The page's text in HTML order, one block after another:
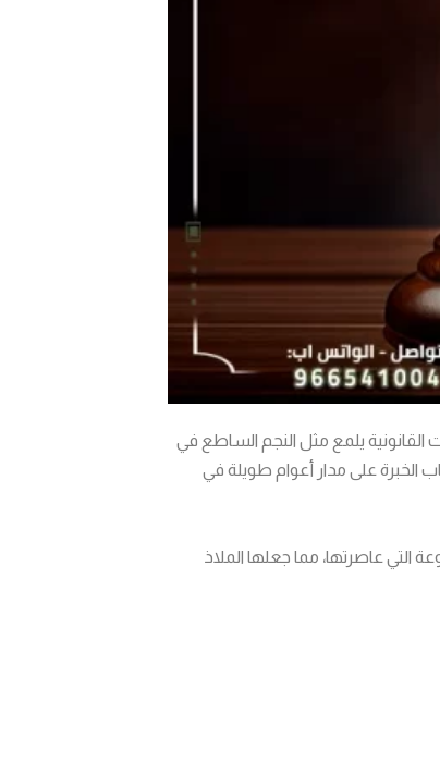
يلمع مثل النجم الساطع في
الخبرة على مدار أعوام طويلة في
التي عاصرتها، مما جعلها الملاذ